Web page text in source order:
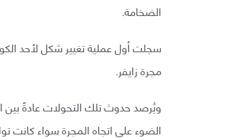
الضخامة.
مجرة زايفر.
ويُرصد حدوث تلك التحولات عادةً بين
الضوء على اتجاه المجرة سواء كانت